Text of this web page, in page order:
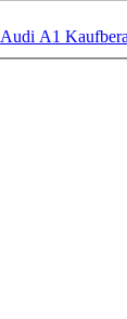
Audi A1